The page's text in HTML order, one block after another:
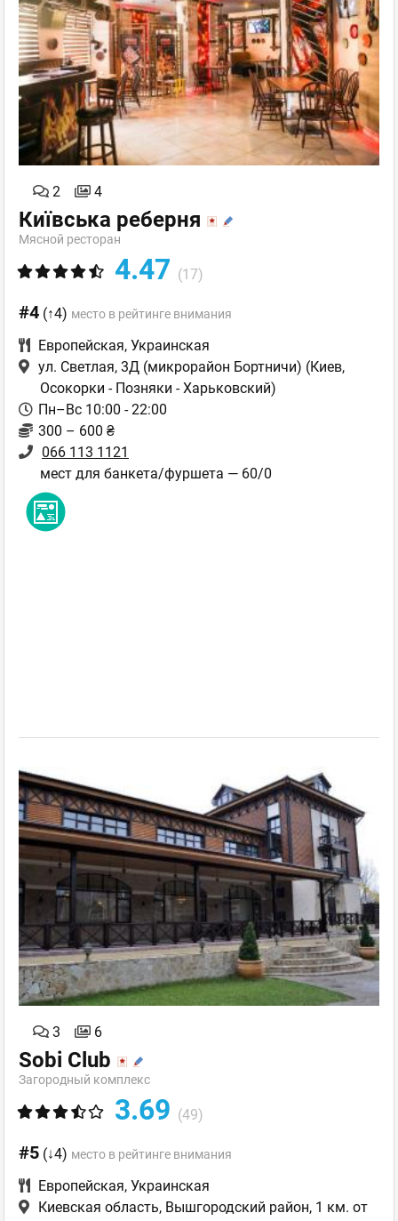
2 4
Київська реберня
Мясной ресторан
4.47 (17)
#4 (↑4) место в рейтинге внимания
Европейская, Украинская
ул. Светлая, 3Д (микрорайон Бортничи) (Киев,
Осокорки - Позняки - Харьковский)
Пн–Вс 10:00 - 22:00
300 – 600 ₴
066 113 1121
мест для банкета/фуршета — 60/0
3 6
Sobi Club
Загородный комплекс
3.69 (49)
#5 (↓4) место в рейтинге внимания
Европейская, Украинская
Киевская область, Вышгородский район, 1 км. от